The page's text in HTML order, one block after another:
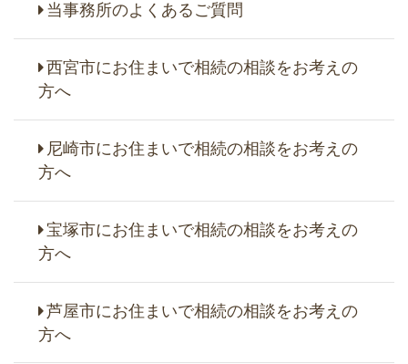
当事務所のよくあるご質問
西宮市にお住まいで相続の相談をお考えの
方へ
尼崎市にお住まいで相続の相談をお考えの
方へ
宝塚市にお住まいで相続の相談をお考えの
方へ
芦屋市にお住まいで相続の相談をお考えの
方へ